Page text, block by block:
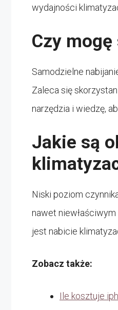
wydajności
Czy
Samodzielne
Zaleca się
narzędzia i wiedzę,
Jakie są
Niski poziom
nawet
jest nabicie
Zobacz także:
Ile kosztuje